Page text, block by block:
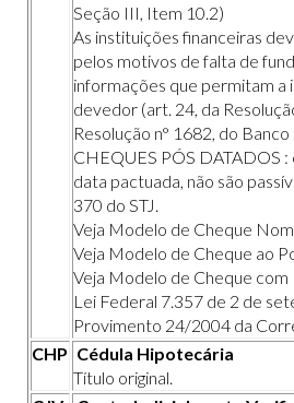
Seção III, Item 10.2)
As instituições financeiras
pelos motivos de falta de
informações que permitam a
devedor (art. 24, da
Resolução n° 1682, do
CHEQUES PÓS DATADOS
data pactuada, não são
370 do STJ.
Veja Modelo de Cheque
Veja Modelo de Cheque ao
Veja Modelo de Cheque com
Lei Federal 7.357 de 2 de
Provimento 24/2004 da
CHP Cédula Hipotecária
Título original.